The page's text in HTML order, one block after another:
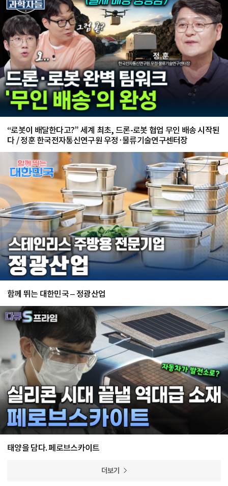
“로봇이 배달한다고?” 세계 최초, 드론-로봇 협업 무인 배송 시작된
다 / 정훈 한국전자통신연구원 우정·물류기술연구센터장
함께 뛰는 대한민국 – 정광산업
태양을 담다. 페로브스카이트
더보기